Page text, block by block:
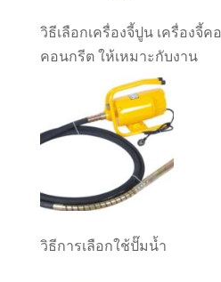
วิธีเลือกเครื่องจี้ปูน เครื่องจี้ค
คอนกรีต ให้เหมาะกับงาน
วิธีการเลือกใช้ปั๊มน้ำ